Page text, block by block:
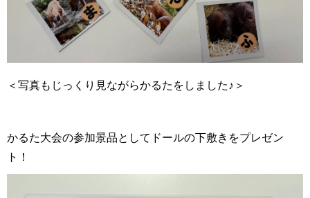
＜写真もじっくり見ながらかるたをしました♪＞
かるた大会の参加景品としてドールの下敷きをプレゼン
ト！